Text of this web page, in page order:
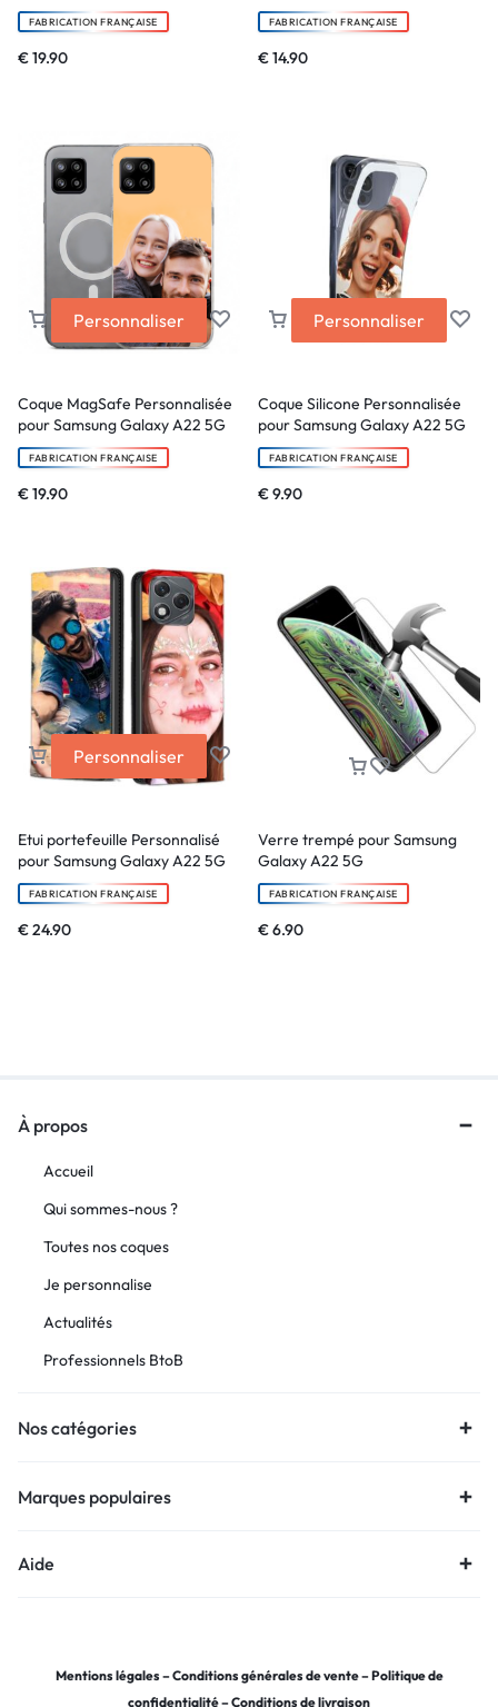
FABRICATION FRANÇAISE
€19.90
FABRICATION FRANÇAISE
€14.90
Personnaliser
Coque MagSafe Personnalisée
pour Samsung Galaxy A22 5G
FABRICATION FRANÇAISE
€19.90
Personnaliser
Coque Silicone Personnalisée
pour Samsung Galaxy A22 5G
FABRICATION FRANÇAISE
€9.90
Personnaliser
Etui portefeuille Personnalisé
pour Samsung Galaxy A22 5G
FABRICATION FRANÇAISE
€24.90
Verre trempé pour Samsung
Galaxy A22 5G
FABRICATION FRANÇAISE
€6.90
À propos
Accueil
Qui sommes-nous ?
Toutes nos coques
Je personnalise
Actualités
Professionnels BtoB
Nos catégories
Marques populaires
Aide
Mentions légales –Conditions générales de vente–Politique de
confidentialité–Conditions de livraison